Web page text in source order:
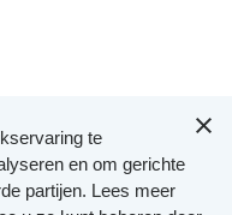
te
en om gerichte
partijen. Lees meer